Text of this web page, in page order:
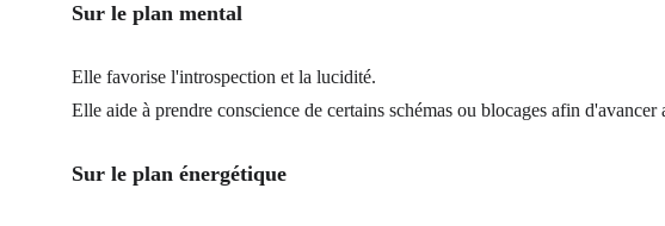
Sur le plan mental
Elle favorise l'introspection et la lucidité.
Elle aide à prendre conscience de certains schémas ou blocages afin d'avancer
Sur le plan énergétique